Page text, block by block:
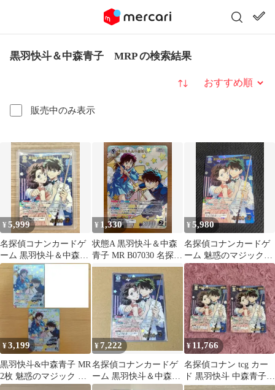
黒羽快斗＆中森青子 MRP の検索結果
販売中のみ表示
並び替え
¥5,999
名探偵コナンカードゲ
ーム 黒羽快斗＆中森青
子 MRP
¥ 1,330
状態A 黒羽快斗＆中森
青子 MR B07030 名探偵
コナンカード
¥5,980
名探偵コナンカードゲ
ーム 魅惑のマジック
MRP 黒羽快斗＆中森青
子 レトロパラレル
¥3,199
黒羽快斗&中森青子 МR
2枚 魅惑のマジック 名
探偵コナンカードゲー
¥7,222
名探偵コナンカードゲ
ーム 黒羽快斗＆中森青
子 MRp
¥11,766
名探偵コナン tcg カー
ド 黒羽快斗 中森青子
mrp